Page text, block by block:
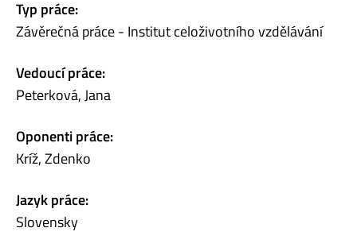
Typ práce:
Závěrečná práce - Institut celoživotního vzdělávání
Vedoucí práce:
Peterková, Jana
Oponenti práce:
Kríž, Zdenko
Jazyk práce:
Slovensky